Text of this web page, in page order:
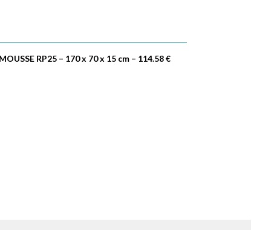
RP25 – 170 x 70 x 15 cm – 114.58 €